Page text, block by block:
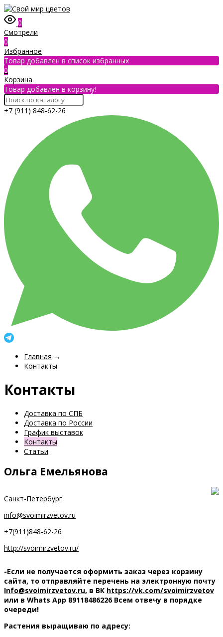
0
Смотрели
0
Избранное
Товар добавлен в список избранных
0
Корзина
Товар добавлен в корзину!
+7 (911) 848-62-26
Главная →
Контакты
Контакты
Доставка по СПБ
Доставка по России
График выставок
Контакты
Статьи
Ольга Емельянова
Санкт-Петербург
info@svoimirzvetov.ru
+7(911)848-62-26
http://svoimirzvetov.ru/
-Если не получается оформить заказ через корзину
сайта, то отправляйте перечень на электронную почту
Info@svoimirzvetov.ru, в ВК https://vk.com/svoimirzvetov
или в Whats App 89118486226 Всем отвечу в порядке
очереди!
Растения выращиваю по адресу: